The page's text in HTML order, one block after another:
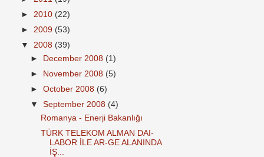
► 2010 (22)
► 2009 (53)
▼ 2008 (39)
► December 2008 (1)
►
November 2008 (5)
►October 2008 (6)
▼September 2008 (4)
Romanya - Enerji Bakanlığı
TÜRK TELEKOM ALMAN DAI-
LABOR İLE AR-GE ALANINDA
İŞ...